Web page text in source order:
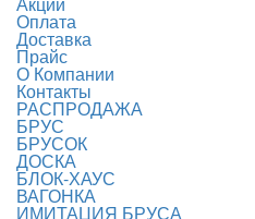
Оплата
Доставка
Прайс
О Компании
Контакты
РАСПРОДАЖА
БРУС
БРУСОК
ДОСКА
БЛОК-ХАУС
ВАГОНКА
ИМИТАЦИЯ БРУСА